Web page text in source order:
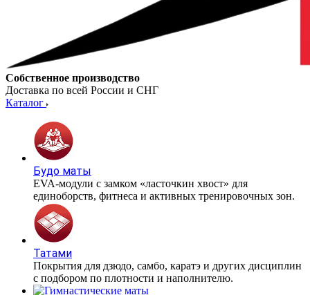
Собственное производство
Доставка по всей России и СНГ
Каталог
Будо маты
EVA-модули с замком «ласточкин хвост» для
единоборств, фитнеса и активных тренировочных зон.
Татами
Покрытия для дзюдо, самбо, каратэ и других дисциплин
с подбором по плотности и наполнителю.